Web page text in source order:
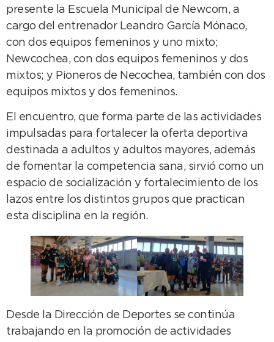
presente la Escuela Municipal de Newcom, a
cargo del entrenador Leandro García Mónaco,
con dos equipos femeninos y uno mixto;
Newcochea, con dos equipos femeninos y dos
mixtos; y Pioneros de Necochea, también con dos
equipos mixtos y dos femeninos.
El encuentro, que forma parte de las actividades
impulsadas para fortalecer la oferta deportiva
destinada a adultos y adultos mayores, además
de fomentar la competencia sana, sirvió como un
espacio de socialización y fortalecimiento de los
lazos entre los distintos grupos que practican
esta disciplina en la región.
Desde la Dirección de Deportes se continúa
trabajando en la promoción de actividades